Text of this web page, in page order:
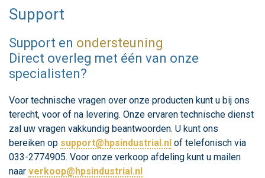
Support
Support en ondersteuning
Direct overleg met één van onze
specialisten?
Voor technische vragen over onze producten kunt u bij ons
terecht, voor of na levering. Onze ervaren technische dienst
zal uw vragen vakkundig beantwoorden. U kunt ons
bereiken op support@hpsindustrial.nl of telefonisch via
033-2774905. Voor onze verkoop afdeling kunt u mailen
naar verkoop@hpsindustrial.nl